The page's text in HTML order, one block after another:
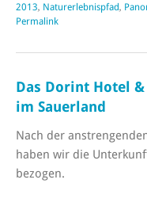
2013, Naturerlebnispfad,
Permalink
Das Dorint Hotel
im Sauerland
Nach der
haben wir die
bezogen.